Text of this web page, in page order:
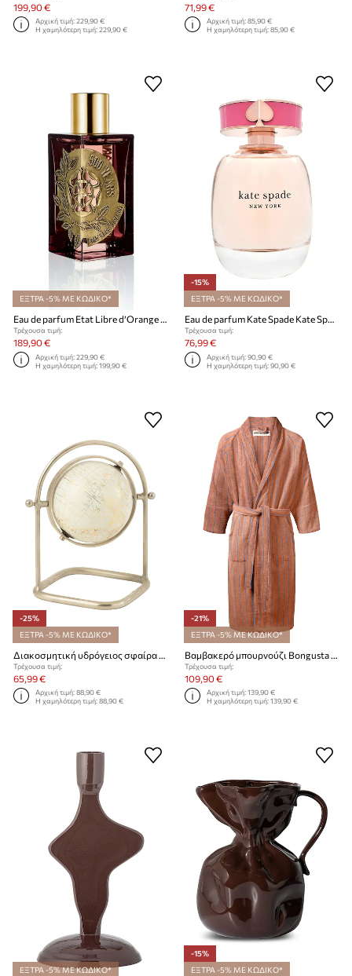
199,90 €
Αρχική τιμή:229,90 €
Η χαμηλότερη τιμή:229,90 €
71,99 €
Αρχική τιμή:85,90 €
Η χαμηλότερη τιμή:85,90 €
ΕΞΤΡΑ -5% ΜΕ ΚΩΔΙΚΟ*
Eau de parfum Etat Libre d’Orange EdP Nat. Spray 100 ml
Τρέχουσα τιμή:
189,90 €
Αρχική τιμή:229,90 €
Η χαμηλότερη τιμή:199,90 €
-15%
ΕΞΤΡΑ -5% ΜΕ ΚΩΔΙΚΟ*
Eau de parfum Kate Spade Kate Spade 100 ml
Τρέχουσα τιμή:
76,99 €
Αρχική τιμή:90,90 €
Η χαμηλότερη τιμή:90,90 €
-25%
ΕΞΤΡΑ -5% ΜΕ ΚΩΔΙΚΟ*
Τρέχουσα τιμή:
65,99 €
Αρχική τιμή:88,90 €
Η χαμηλότερη τιμή:88,90 €
-21%
ΕΞΤΡΑ -5% ΜΕ ΚΩΔΙΚΟ*
Τρέχουσα τιμή:
109,90 €
Αρχική τιμή:139,90 €
Η χαμηλότερη τιμή:139,90 €
ΕΞΤΡΑ -5% ΜΕ ΚΩΔΙΚΟ*
-15%
ΕΞΤΡΑ -5% ΜΕ ΚΩΔΙΚΟ*